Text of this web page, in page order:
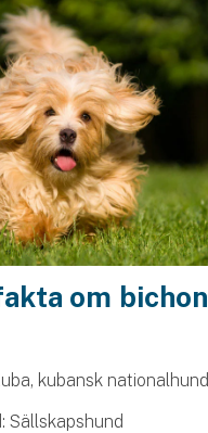
om bichon
kubansk nationalhund
Sällskapshund